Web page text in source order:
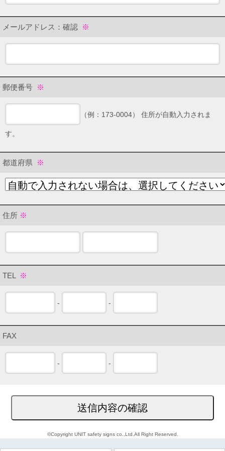
メールアドレス：確認 ※
郵便番号 ※
（例：173-0004） 住所が自動入力されま
す。
都道府県 ※
住所 ※
TEL ※
- -
FAX
- -
送信内容の確認
©Copyright UNIT safety signs co.,Ltd.All Right Reserved.